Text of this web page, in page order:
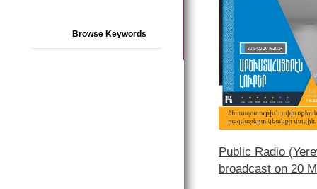
Browse Keywords
Public Radio
broadcast on 20